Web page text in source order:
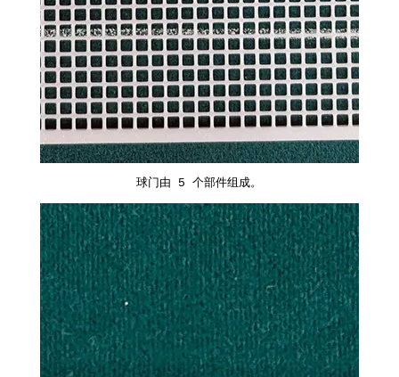
球门由 5 个部件组成。